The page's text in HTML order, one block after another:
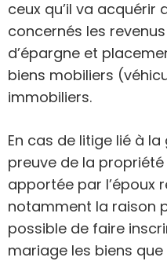
ceux qu’il va acquérir
concernés les
d’épargne et
biens mobiliers
immobiliers.
En cas de litige lié à
preuve de la
apportée par l’époux
notamment la raison
possible de faire
mariage les biens